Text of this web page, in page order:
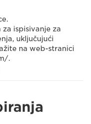
ispisivanje za
uključujući
na web-stranici
.